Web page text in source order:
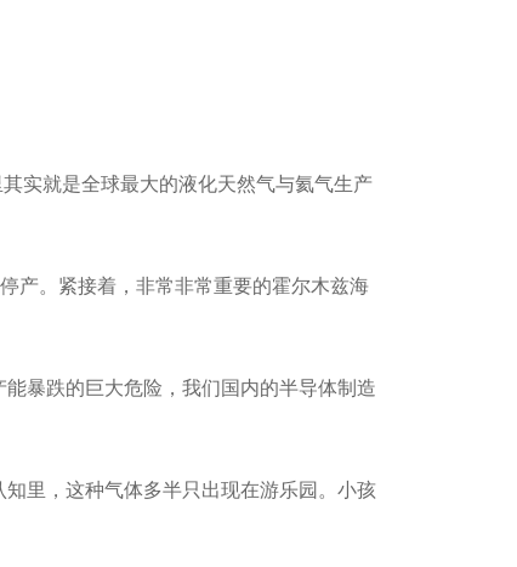
实就是全球最大的液化天然气与氦气生产
产。紧接着，非常非常重要的霍尔木兹海
暴跌的巨大危险，我们国内的半导体制造
里，这种气体多半只出现在游乐园。小孩